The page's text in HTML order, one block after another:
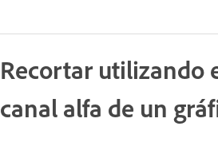
Recortar utilizando
canal alfa de un